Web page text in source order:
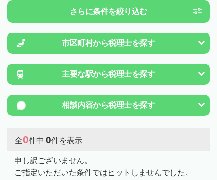
さらに条件を絞り込む
市区町村から税理士を探す
主要な駅から税理士を探す
相談内容から税理士を探す
全0件中 0件を表示
申し訳ございません。
ご指定いただいた条件ではヒットしませんでした。